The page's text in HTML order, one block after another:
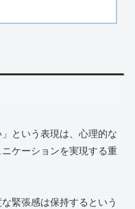
という表現は、心理的な
ケーションを実現する重
緊張感は保持するという